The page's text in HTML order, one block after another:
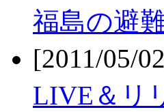
福島の避
[2011/05/
LIVE＆リ